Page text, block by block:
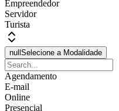
Empreendedor
Servidor
Turista
null Selecione a Modalidade
Agendamento
E-mail
Online
Presencial